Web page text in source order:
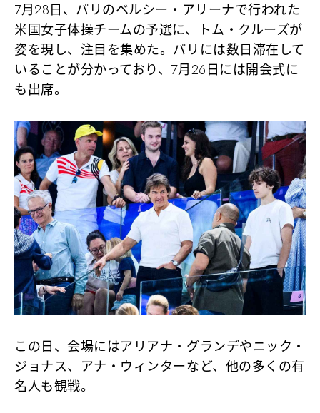
7月28日、パリのベルシー・アリーナで行われた
米国女子体操チームの予選に、トム・クルーズが
姿を現し、注目を集めた。パリには数日滞在して
いることが分かっており、7月26日には開会式に
も出席。
この日、会場にはアリアナ・グランデやニック・
ジョナス、アナ・ウィンターなど、他の多くの有
名人も観戦。